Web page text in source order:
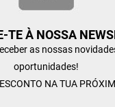
TE À NOSSA
as nossas
oportunidades!
NA TUA